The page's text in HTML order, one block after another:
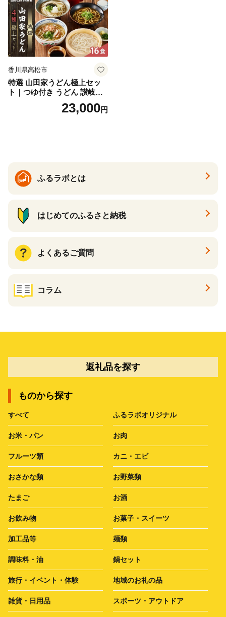
香川県高松市
特選 山田家うどん極上セッ
ト｜つゆ付き うどん 讃岐う
どん さぬきうどん 生麵 うど
んセット カレーうどん 生う
23,000円
ふるラボとは
はじめてのふるさと納税
よくあるご質問
コラム
返礼品を探す
ものから探す
すべて ふるラボオリジナル
お米・パン お肉
フルーツ類 カニ・エビ
おさかな類 お野菜類
たまご お酒
お飲み物 お菓子・スイーツ
加工品等 麺類
調味料・油 鍋セット
旅行・イベント・体験 地域のお礼の品
雑貨・日用品 スポーツ・アウトドア